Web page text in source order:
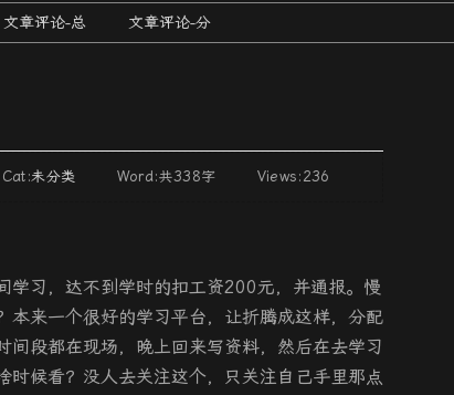
跳
至
文章评论-总 文章评论-分
未分类 Word:共338字 Views:236
学习，达不到学时的扣工资200元，并通报。慢
本来一个很好的学习平台，让折腾成这样，分配
段都在现场，晚上回来写资料，然后在去学习
候看？没人去关注这个，只关注自己手里那点